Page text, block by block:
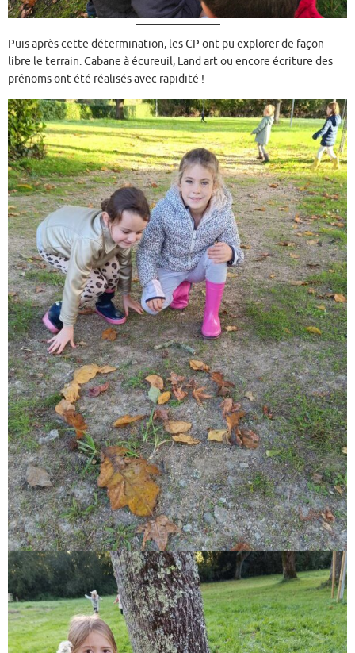
Puis après cette détermination, les CP ont pu explorer de façon
libre le terrain. Cabane à écureuil, Land art ou encore écriture des
prénoms ont été réalisés avec rapidité !